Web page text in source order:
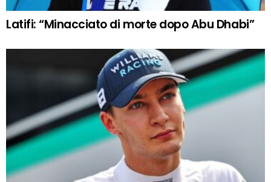
Latifi: “Minacciato di morte dopo Abu Dhabi”